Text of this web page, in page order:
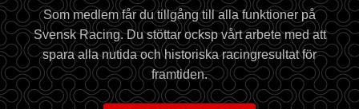
Som medlem får du tillgång till alla funktioner på
Svensk Racing. Du stöttar ocksp vårt arbete med att
spara alla nutida och historiska racingresultat för
framtiden.